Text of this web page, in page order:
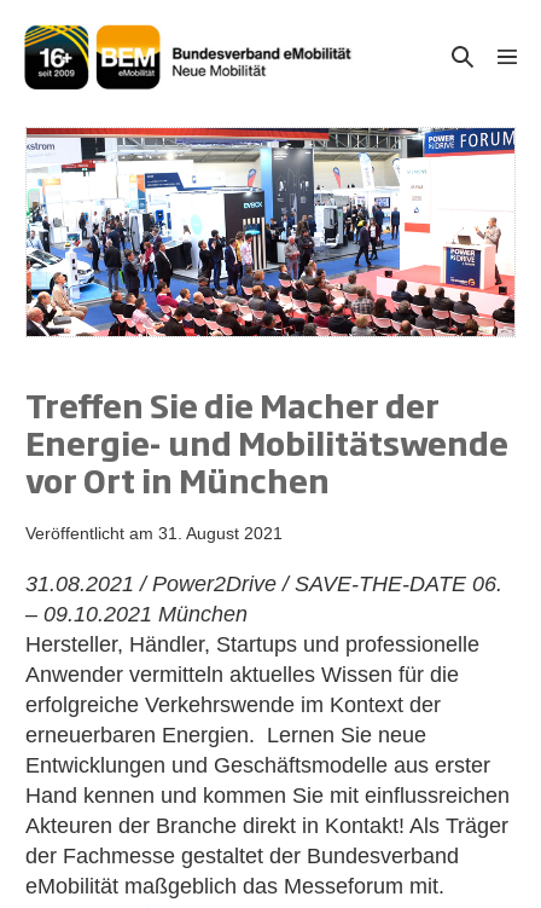
Inhalt
springen
Suche-
Treffen Sie die Macher der
Energie- und Mobilitätswende
vor Ort in München
Veröffentlicht am 31. August 2021
31.08.2021 / Power2Drive / SAVE-THE-DATE 06.
– 09.10.2021 München
Hersteller, Händler, Startups und professionelle
Anwender vermitteln aktuelles Wissen für die
erfolgreiche Verkehrswende im Kontext der
erneuerbaren Energien. Lernen Sie neue
Entwicklungen und Geschäftsmodelle aus erster
Hand kennen und kommen Sie mit einflussreichen
Akteuren der Branche direkt in Kontakt! Als Träger
der Fachmesse gestaltet der Bundesverband
eMobilität maßgeblich das Messeforum mit.